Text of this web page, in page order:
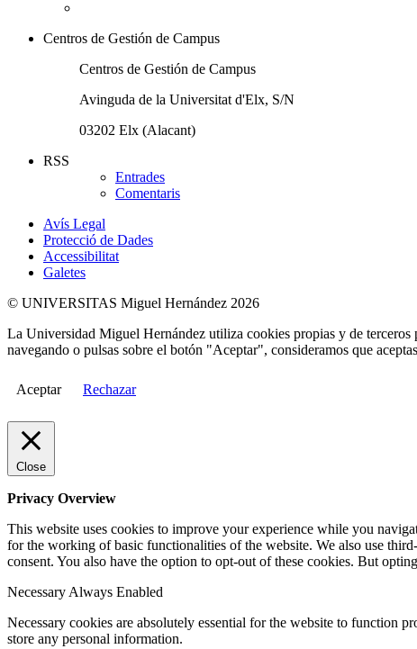
Centros de Gestión de Campus
Centros de Gestión de Campus
Avinguda de la Universitat d'Elx, S/N
03202 Elx (Alacant)
RSS
Entrades
Comentaris
Avís Legal
Protecció de Dades
Accessibilitat
Galetes
© UNIVERSITAS Miguel Hernández 2026
La Universidad Miguel Hernández utiliza cookies propias y de terceros
navegando o pulsas sobre el botón "Aceptar", consideramos que
Aceptar Rechazar
Close
Privacy Overview
This website uses cookies to improve your experience while you
for the working of basic functionalities of the website. We also use
consent. You also have the option to opt-out of these cookies. But
Necessary Always Enabled
Necessary cookies are absolutely essential for the website to function
store any personal information.